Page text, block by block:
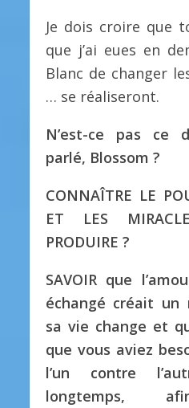
Je dois croire que
que j’ai eues en
Blanc de changer
… se réaliseront.
N’est-ce pas ce
parlé, Blossom ?
CONNAÎTRE LE
ET LES
PRODUIRE ?
SAVOIR que
échangé créait un
sa vie change et
que vous aviez
l’un contre
longtemps,